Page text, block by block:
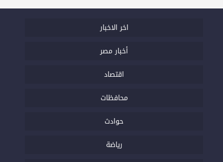
اخر الاخبار
أخبار مصر
اقتصاد
محافظات
حوادث
رياضة